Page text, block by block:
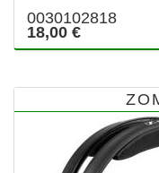
0030102818
18,00 €